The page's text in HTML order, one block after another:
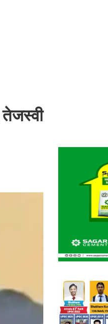
तेजस्वी